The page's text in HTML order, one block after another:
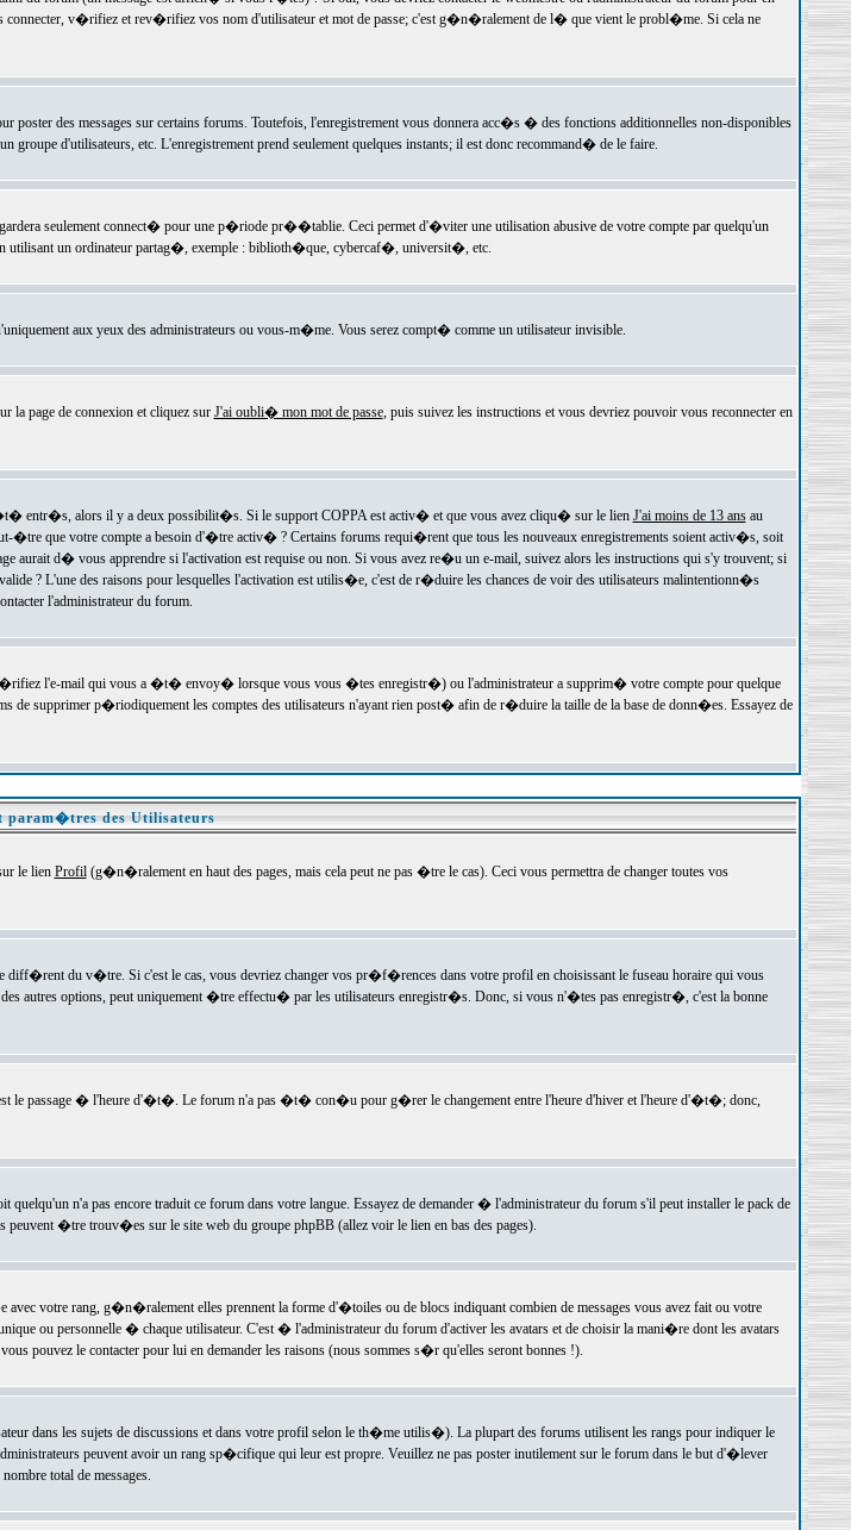
v�rifiez et rev�rifiez vos nom d'utilisateur et mot de passe; c'est g�n�ralement de l� que vient le probl�me. Si cela ne
des messages sur certains forums. Toutefois, l'enregistrement vous donnera acc�s � des fonctions additionnelles non-disponibles
d'utilisateurs, etc. L'enregistrement prend seulement quelques instants; il est donc recommand� de le faire.
seulement connect� pour une p�riode pr��tablie. Ceci permet d'�viter une utilisation abusive de votre compte par quelqu'un
utilisant un ordinateur partag�, exemple : biblioth�que, cybercaf�, universit�, etc.
aux yeux des administrateurs ou vous-m�me. Vous serez compt� comme un utilisateur invisible.
page de connexion et cliquez sur J'ai oubli� mon mot de passe, puis suivez les instructions et vous devriez pouvoir vous reconnecter en
entr�s, alors il y a deux possibilit�s. Si le support COPPA est activ� et que vous avez cliqu� sur le lien J'ai moins de 13 ansau
�tre que votre compte a besoin d'�tre activ� ? Certains forums requi�rent que tous les nouveaux enregistrements soient activ�s, soit
d� vous apprendre si l'activation est requise ou non. Si vous avez re�u un e-mail, suivez alors les instructions qui s'y trouvent; si
? L'une des raisons pour lesquelles l'activation est utilis�e, c'est de r�duire les chances de voir des utilisateurs malintentionn�s
l'administrateur du forum.
l'e-mail qui vous a �t� envoy� lorsque vous vous �tes enregistr�) ou l'administrateur a supprim� votre compte pour quelque
supprimer p�riodiquement les comptes des utilisateurs n'ayant rien post� afin de r�duire la taille de la base de donn�es. Essayez de
des Utilisateurs
le lien Profil(g�n�ralement en haut des pages, mais cela peut ne pas �tre le cas). Ceci vous permettra de changer toutes vos
diff�rent du v�tre. Si c'est le cas, vous devriez changer vos pr�f�rences dans votre profil en choisissant le fuseau horaire qui vous
autres options, peut uniquement �tre effectu� par les utilisateurs enregistr�s. Donc, si vous n'�tes pas enregistr�, c'est la bonne
le passage � l'heure d'�t�. Le forum n'a pas �t� con�u pour g�rer le changement entre l'heure d'hiver et l'heure d'�t�; donc,
n'a pas encore traduit ce forum dans votre langue. Essayez de demander � l'administrateur du forum s'il peut installer le pack de
�tre trouv�es sur le site web du groupe phpBB (allez voir le lien en bas des pages).
votre rang, g�n�ralement elles prennent la forme d'�toiles ou de blocs indiquant combien de messages vous avez fait ou votre
ou personnelle � chaque utilisateur. C'est � l'administrateur du forum d'activer les avatars et de choisir la mani�re dont les avatars
pouvez le contacter pour lui en demander les raisons (nous sommes s�r qu'elles seront bonnes !).
dans les sujets de discussions et dans votre profil selon le th�me utilis�). La plupart des forums utilisent les rangs pour indiquer le
peuvent avoir un rang sp�cifique qui leur est propre. Veuillez ne pas poster inutilement sur le forum dans le but d'�lever
total de messages.